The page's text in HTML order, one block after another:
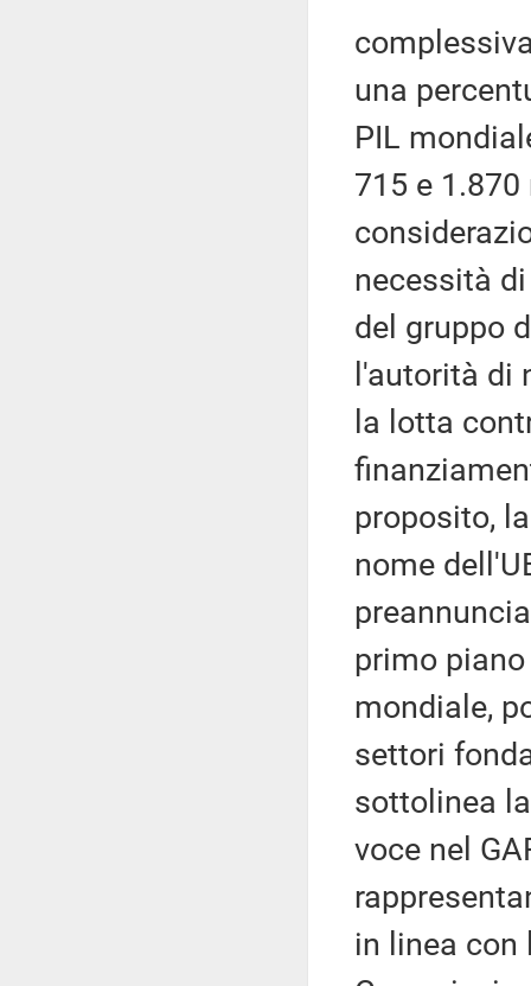
una
PIL
715 e
necessità
del gruppo
l'autorità di
la lotta
proposito,
nome
primo
mondiale,
settori
sottolinea
voce nel
in linea con